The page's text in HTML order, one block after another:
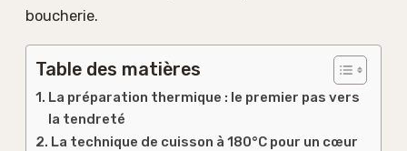
boucherie.
Table des matières
La préparation thermique : le premier pas vers
la tendreté
La technique de cuisson à 180°C pour un cœur